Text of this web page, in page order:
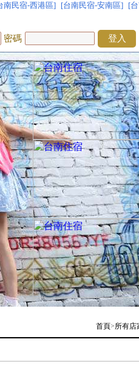
南民宿-西港區] [台南民宿-安南區] [
密碼 登入
首頁>所有店